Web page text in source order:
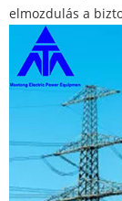
elmozdulás a